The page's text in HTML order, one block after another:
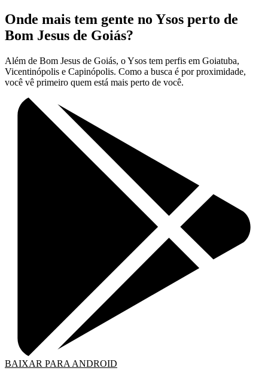
Onde mais tem gente no Ysos perto de
Bom Jesus de Goiás?
Além de Bom Jesus de Goiás, o Ysos tem perfis em Goiatuba,
Vicentinópolis e Capinópolis. Como a busca é por proximidade,
você vê primeiro quem está mais perto de você.
BAIXAR PARA ANDROID